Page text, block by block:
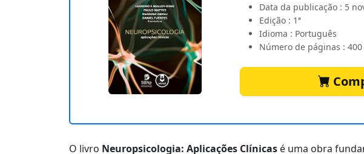
Data da publicação : 5
Edição : 1ª
Idioma : Português
Número de páginas :
O livro Neuropsicologia: Aplicações Clínicas é uma obra